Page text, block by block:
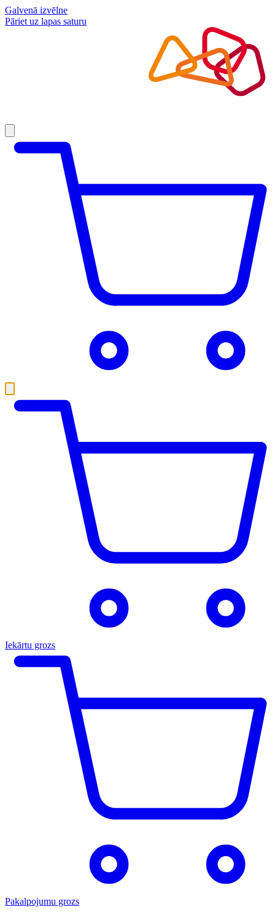
Galvenā izvēlne
Pāriet uz lapas saturu
Iekārtu grozs
Pakalpojumu grozs